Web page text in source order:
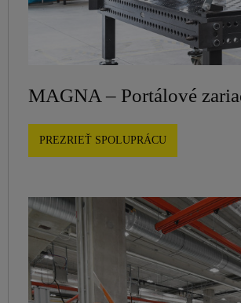
MAGNA – Portálové
PREZRIEŤ SPOLUPRÁCU